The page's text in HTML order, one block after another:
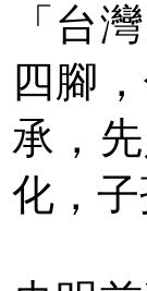
「台
四腳
承，
化，